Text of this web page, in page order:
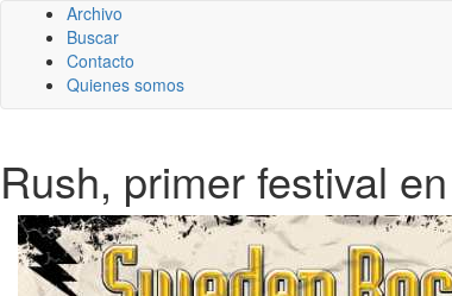
Archivo
Buscar
Contacto
Quienes somos
Rush, primer festival